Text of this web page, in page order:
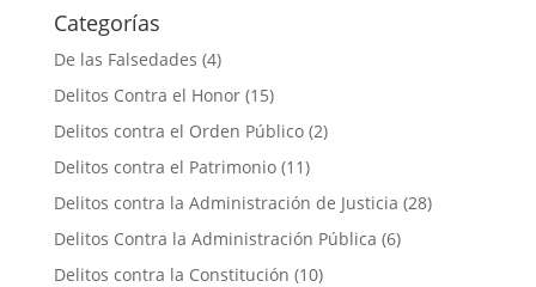
Categorías
De las Falsedades (4)
Delitos Contra el Honor(15)
Delitos contra el Orden Público(2)
Delitos contra el Patrimonio(11)
Delitos contra la Administración de Justicia (28)
Delitos Contra la Administración Pública (6)
Delitos contra la Constitución (10)